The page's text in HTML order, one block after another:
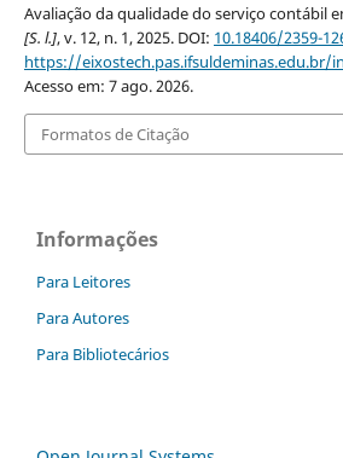
Avaliação da qualidade do serviço contábil
[S. l.], v. 12, n. 1, 2025. DOI: 10.18406/2359-
https://
Acesso em: 7 ago. 2026.
Formatos de Citação
Informações
Para Leitores
Para Autores
Para Bibliotecários